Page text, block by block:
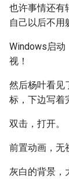
也许事情还有
自己以后不用
Windows启动
视！
然后杨叶看见
标，下边写着
双击，打开。
前置动画，无
灰白的背景，